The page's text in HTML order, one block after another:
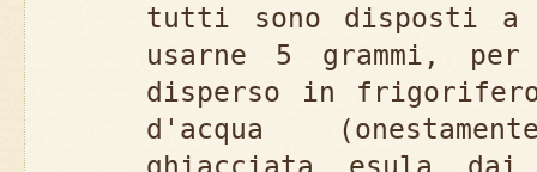
tutti sono disposti a
usarne 5 grammi,
disperso in
d'acqua
ghiacciata esula dai